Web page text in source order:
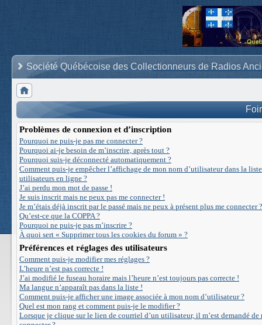
Société Québécoise des Collectionneurs de Radios
Problèmes de connexion et d’inscription
Pourquoi ne puis-je pas me connecter ?
Pourquoi ai-je besoin de m’inscrire, après tout ?
Pourquoi suis-je déconnecté automatiquement ?
Comment puis-je empêcher l’affichage de mon nom d’utilisateur dans la
utilisateurs en ligne ?
J’ai perdu mon mot de passe !
Je suis inscrit mais ne peux pas me connecter !
Je m’étais déjà inscrit par le passé mais ne peux à présent plus me connecter
Qu’est-ce que la COPPA ?
Pourquoi ne puis-je pas m’inscrire ?
À quoi sert « Supprimer tous les cookies du forum » ?
Préférences et réglages des utilisateurs
Comment puis-je modifier mes réglages ?
L’heure n’est pas correcte !
J’ai modifié le fuseau horaire mais l’heure n’est toujours pas correcte !
Ma langue n’apparaît pas dans la liste !
Comment puis-je afficher une image associée à mon nom d’utilisateur ?
Quel est mon rang et comment puis-je le modifier ?
Lorsque je clique sur le lien de courriel d’un utilisateur, il m’est demandé de